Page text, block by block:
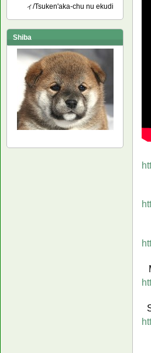
ィ/Tsuken'aka-chu nu ekudi
Shiba